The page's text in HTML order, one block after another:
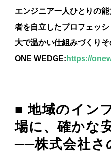
エンジニア一人ひとりの
者を自立したプロフェッ
大で温かい仕組みづくり
ONE WEDGE: https://
■ 地域のイン
場に、確かな
──株式会社さ